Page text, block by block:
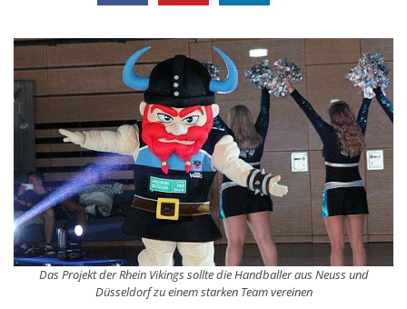
Das Projekt der Rhein Vikings sollte die Handballer aus Neuss und
Düsseldorf zu einem starken Team vereinen